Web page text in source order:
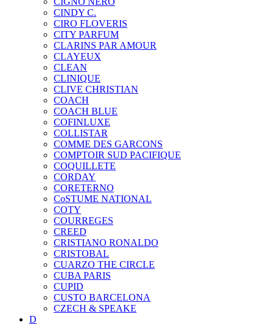
CINDY C.
CIRO FLOVERIS
CITY PARFUM
CLARINS PAR AMOUR
CLAYEUX
CLEAN
CLINIQUE
CLIVE CHRISTIAN
COACH
COACH BLUE
COFINLUXE
COLLISTAR
COMME DES GARCONS
COMPTOIR SUD PACIFIQUE
COQUILLETE
CORDAY
CORETERNO
CoSTUME NATIONAL
COTY
COURREGES
CREED
CRISTIANO RONALDO
CRISTOBAL
CUARZO THE CIRCLE
CUBA PARIS
CUPID
CUSTO BARCELONA
CZECH & SPEAKE
D